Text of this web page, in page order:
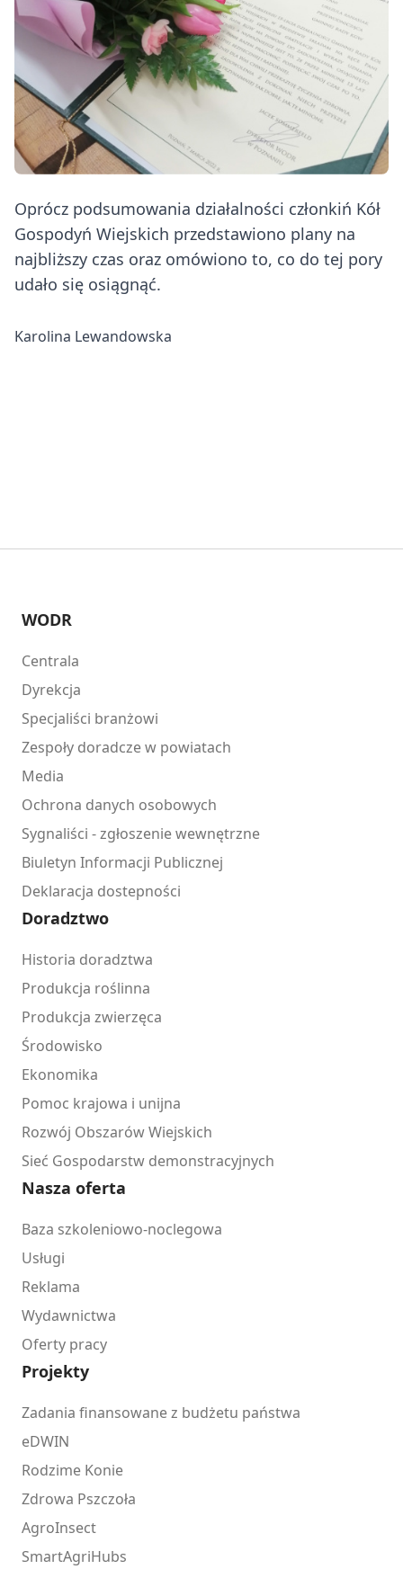
Oprócz podsumowania działalności członkiń Kół
Gospodyń Wiejskich przedstawiono plany na
najbliższy czas oraz omówiono to, co do tej pory
udało się osiągnąć.
Karolina Lewandowska
WODR
Centrala
Dyrekcja
Specjaliści branżowi
Zespoły doradcze w powiatach
Media
Ochrona danych osobowych
Sygnaliści - zgłoszenie wewnętrzne
Biuletyn Informacji Publicznej
Deklaracja dostepności
Doradztwo
Historia doradztwa
Produkcja roślinna
Produkcja zwierzęca
Środowisko
Ekonomika
Pomoc krajowa i unijna
Rozwój Obszarów Wiejskich
Sieć Gospodarstw demonstracyjnych
Nasza oferta
Baza szkoleniowo-noclegowa
Usługi
Reklama
Wydawnictwa
Oferty pracy
Projekty
Zadania finansowane z budżetu państwa
eDWIN
Rodzime Konie
Zdrowa Pszczoła
AgroInsect
SmartAgriHubs